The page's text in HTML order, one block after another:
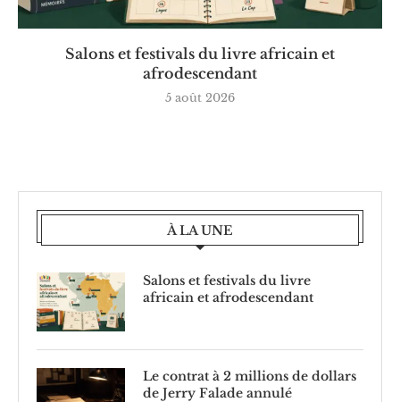
Salons et festivals du livre africain et
afrodescendant
5 août 2026
À LA UNE
Salons et festivals du livre
africain et afrodescendant
Le contrat à 2 millions de dollars
de Jerry Falade annulé